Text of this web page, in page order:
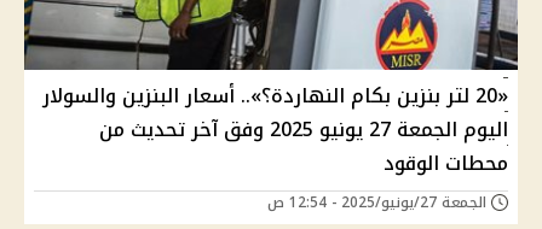
«20 لتر بنزين بكام النهاردة؟».. أسعار البنزين والسولار
اليوم الجمعة 27 يونيو 2025 وفق آخر تحديث من
محطات الوقود
الجمعة 27/يونيو/2025 - 12:54 ص